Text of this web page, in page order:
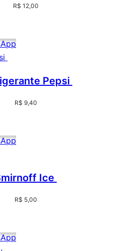
R$ 12,00
Pepsi
R$ 9,40
Ice
R$ 5,00